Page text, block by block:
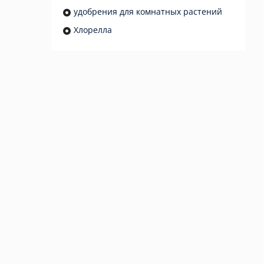
удобрения для комнатных растений
Хлорелла